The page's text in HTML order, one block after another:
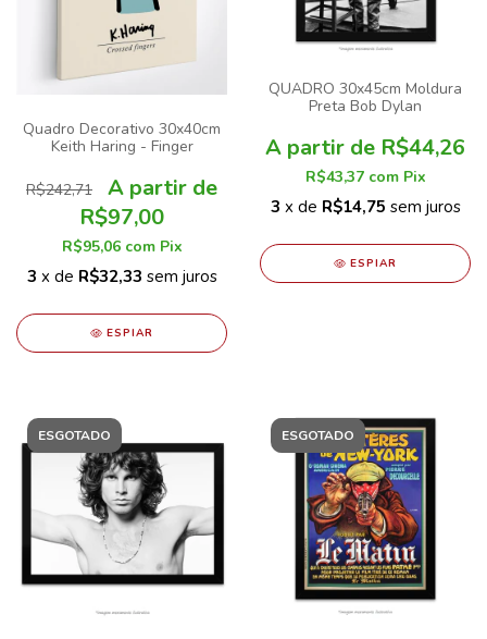
Quadro Decorativo 30x40cm
Keith Haring - Finger
R$242,71
R$97,00
R$95,06 com Pix
3 x de R$32,33 sem juros
ESPIAR
QUADRO 30x45cm Moldura
Preta Bob Dylan
R$44,26
R$43,37 com Pix
3 x de R$14,75 sem juros
ESPIAR
ESGOTADO ESGOTADO